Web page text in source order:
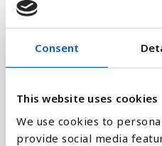
Consent
This website uses cookies
We use cookies to
provide social media
Platt